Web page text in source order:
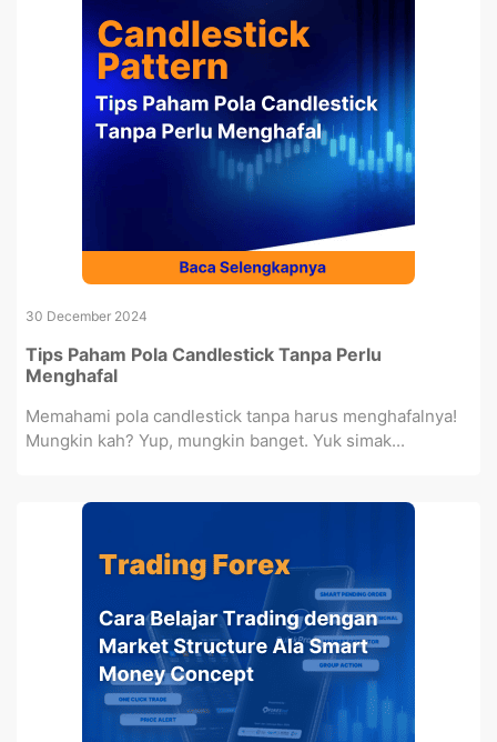
30 December 2024
Tips Paham Pola Candlestick Tanpa Perlu
Menghafal
Memahami pola candlestick tanpa harus menghafalnya!
Mungkin kah? Yup, mungkin banget. Yuk simak...